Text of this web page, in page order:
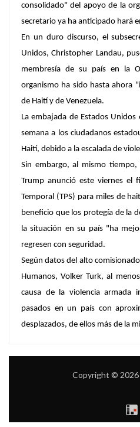
consolidado" del apoyo de la
secretario ya ha anticipado hará
En un duro discurso, el
Unidos, Christopher Landau,
membresía de su país en la
organismo ha sido hasta ahora
de Haití y de Venezuela.
La embajada de Estados
semana a los ciudadanos
Haití, debido a la escalada de
Sin embargo, al mismo tiempo,
Trump anunció este viernes el
Temporal (TPS) para miles de
beneficio que los protegía de la
la situación en su país "ha
regresen con seguridad.
Según datos del alto
Humanos, Volker Turk, al
causa de la violencia armada
pasados en un país con
desplazados, de ellos más de la
Copyright © 2026